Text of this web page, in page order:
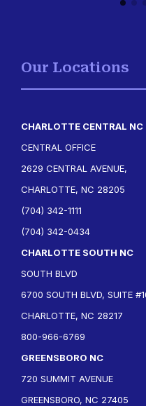
Our Locations
CHARLOTTE CENTRAL NC
CENTRAL OFFICE
2629 CENTRAL AVENUE,
CHARLOTTE, NC 28205
(704) 342-1111
(704) 342-0434
CHARLOTTE SOUTH NC
SOUTH BLVD
6700 SOUTH BLVD, SUITE
CHARLOTTE, NC 28217
800-966-6769
GREENSBORO NC
720 SUMMIT AVENUE
GREENSBORO, NC 27405